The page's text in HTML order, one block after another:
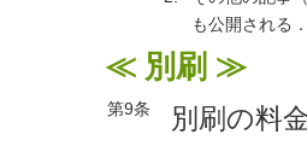
も公開される
≪ 別刷 ≫
第9条
別刷の料